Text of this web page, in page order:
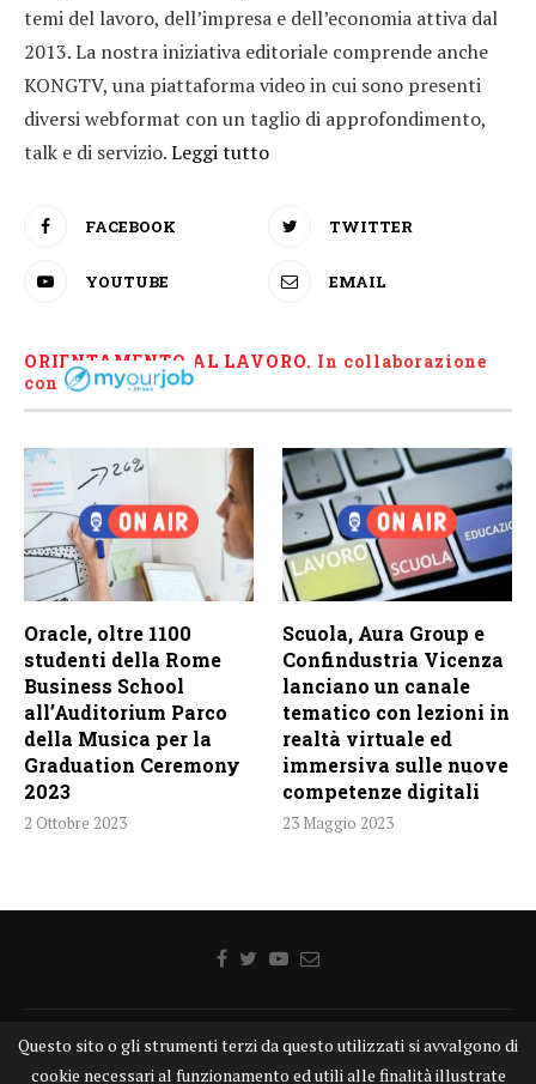
temi del lavoro, dell’impresa e dell’economia attiva dal
2013. La nostra iniziativa editoriale comprende anche
KONGTV, una piattaforma video in cui sono presenti
diversi webformat con un taglio di approfondimento,
talk e di servizio.Leggi tutto
FACEBOOK TWITTER
YOUTUBE EMAIL
ORIENTAMENTO AL LAVORO. In collaborazione
con
Oracle, oltre 1100
studenti della Rome
Business School
all’Auditorium Parco
della Musica per la
Graduation Ceremony
2023
2 Ottobre 2023
Scuola, Aura Group e
Confindustria Vicenza
lanciano un canale
tematico con lezioni in
realtà virtuale ed
immersiva sulle nuove
competenze digitali
23 Maggio 2023
Home Chi siamo Disclaimer Cookie Contatti
Questo sito o gli strumenti terzi da questo utilizzati si avvalgono di
cookie necessari al funzionamento ed utili alle finalità illustrate